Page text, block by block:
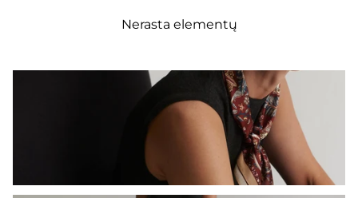
Nerasta elementų